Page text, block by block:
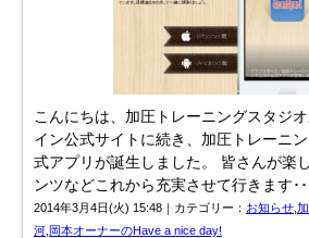
こんにちは、加圧トレーニングスタジ
イン公式サイトに続き、加圧トレーニ
式アプリが誕生しました。 皆さんが楽
ンツなどこれから充実させて行きます･･
2014年3月4日(火) 15:48｜カテゴリー： お知らせ
河 岡本オーナーのHave a nice day!